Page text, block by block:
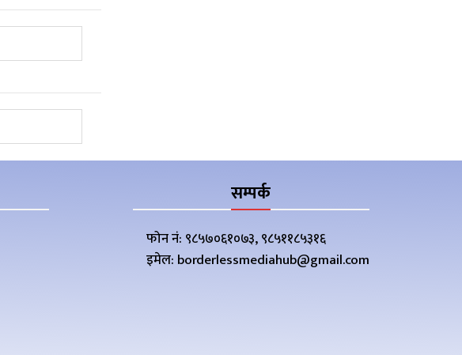
सम्पर्क
फोन नं: ९८५७०६१०७३, ९८५११८५३१६
इमेल: borderlessmediahub@gmail.com